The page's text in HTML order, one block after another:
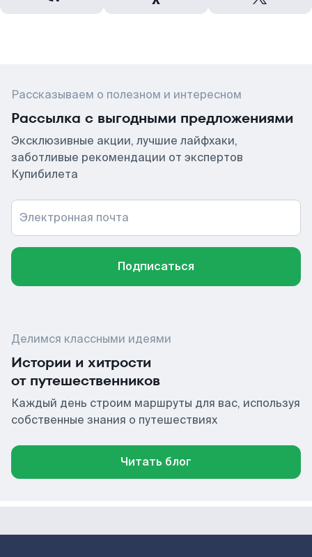
Рассказываем о полезном и интересном
Рассылка с выгодными предложениями
Эксклюзивные акции, лучшие лайфхаки,
заботливые рекомендации от экспертов
Купибилета
Электронная почта
Подписаться
Делимся классными идеями
Истории и хитрости
от путешественников
Каждый день строим маршруты для вас, используя
собственные знания о путешествиях
Читать блог